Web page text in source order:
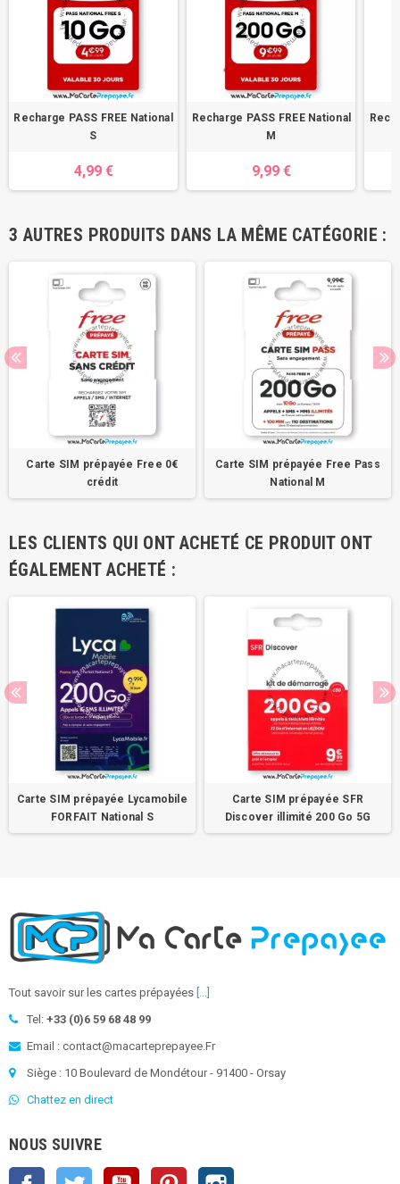
Recharge PASS FREE National
S
4,99 €
Recharge PASS FREE National
M
9,99 €
3 AUTRES PRODUITS DANS LA MÊME CATÉGORIE :
Carte SIM prépayée Free 0€
crédit
Carte SIM prépayée Free Pass
National M
LES CLIENTS QUI ONT ACHETÉ CE PRODUIT ONT
ÉGALEMENT ACHETÉ :
Carte SIM prépayée Lycamobile
FORFAIT National S
Carte SIM prépayée SFR
Discover illimité 200 Go 5G
Tout savoir sur les cartes prépayées [...]
Tel: +33 (0)6 59 68 48 99
Email : contact@macarteprepayee.Fr
Siège : 10 Boulevard de Mondétour - 91400 - Orsay
Chattez en direct
NOUS SUIVRE
Facebook Twitter YouTube Pinterest